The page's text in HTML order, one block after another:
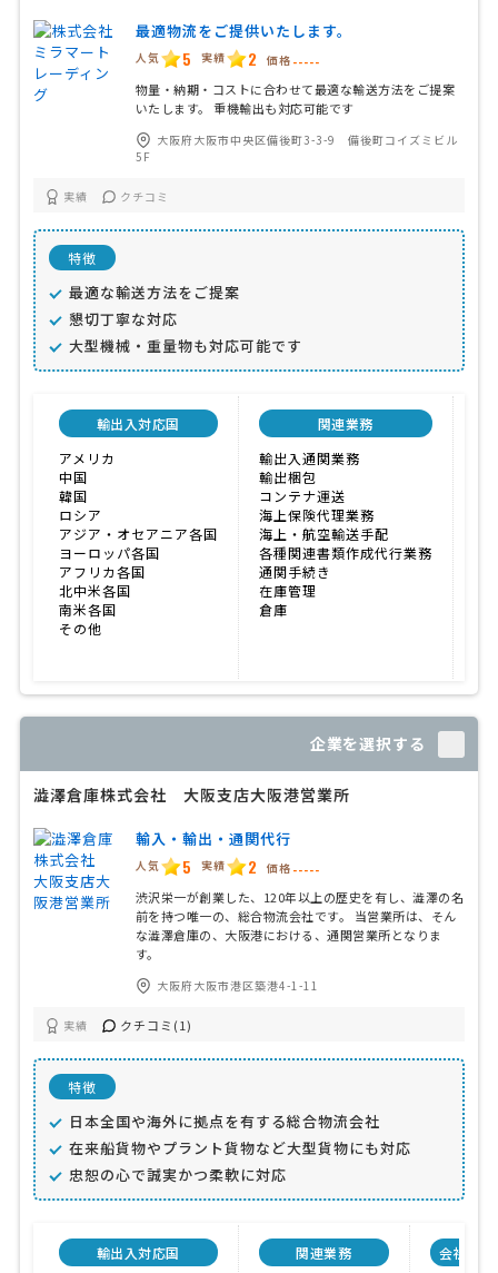
最適物流をご提供いたします。
人気 5 実績 2 価格 -----
物量・納期・コストに合わせて最適な輸送方法をご提案
いたします。 重機輸出も対応可能です
大阪府大阪市中央区備後町3-3-9 備後町コイズミビル
5F
実績 クチコミ
特徴
最適な輸送方法をご提案
懇切丁寧な対応
大型機械・重量物も対応可能です
輸出入対応国
アメリカ
中国
韓国
ロシア
アジア・オセアニア各国
ヨーロッパ各国
アフリカ各国
北中米各国
南米各国
その他
関連業務
輸出入通関業務
輸出梱包
コンテナ運送
海上保険代理業務
海上・航空輸送手配
各種関連書類作成代行業務
通関手続き
在庫管理
倉庫
企業を選択する
澁澤倉庫株式会社 大阪支店大阪港営業所
輸入・輸出・通関代行
人気 5 実績 2 価格 -----
渋沢栄一が創業した、120年以上の歴史を有し、澁澤の名
前を持つ唯一の、総合物流会社です。 当営業所は、そん
な澁澤倉庫の、大阪港における、通関営業所となりま
す。
大阪府大阪市港区築港4-1-11
実績 クチコミ(1)
特徴
日本全国や海外に拠点を有する総合物流会社
在来船貨物やプラント貨物など大型貨物にも対応
忠恕の心で誠実かつ柔軟に対応
輸出入対応国 関連業務 会社特色